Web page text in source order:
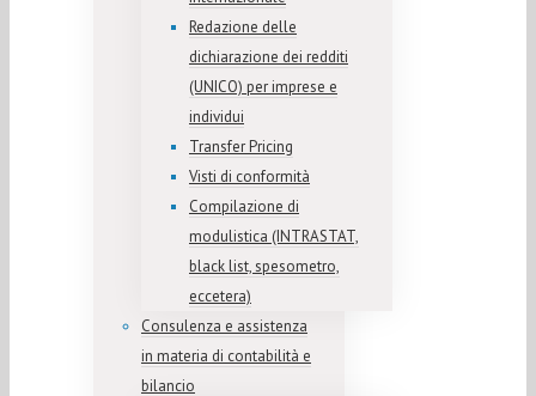
Redazione delle
dichiarazione dei redditi
(UNICO) per imprese e
individui
Transfer Pricing
Visti di conformità
Compilazione di
modulistica (INTRASTAT,
black list, spesometro,
eccetera)
Consulenza e assistenza
in materia di contabilità e
bilancio